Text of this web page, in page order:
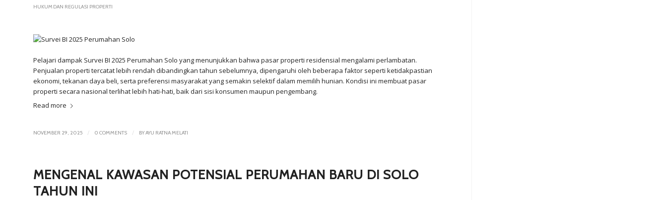
HUKUM DAN REGULASI PROPERTI
Pelajari dampak Survei BI 2025 Perumahan Solo yang menunjukkan bahwa pasar properti residensial mengalami perlambatan.
Penjualan properti tercatat lebih rendah dibandingkan tahun sebelumnya, dipengaruhi oleh beberapa faktor seperti ketidakpastian
ekonomi, tekanan daya beli, serta preferensi masyarakat yang semakin selektif dalam memilih hunian. Kondisi ini membuat pasar
properti secara nasional terlihat lebih hati-hati, baik dari sisi konsumen maupun pengembang.
Read more
NOVEMBER 29, 2025 / 0 COMMENTS / BYAYU RATNA MELATI
MENGENAL KAWASAN POTENSIAL PERUMAHAN BARU DI SOLO
TAHUN INI